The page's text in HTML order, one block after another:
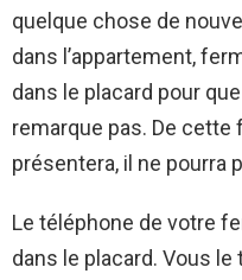
quelque chose de
dans l’appartement,
dans le placard pour
remarque pas. De
présentera, il ne pourra
Le téléphone de votre
dans le placard. Vous